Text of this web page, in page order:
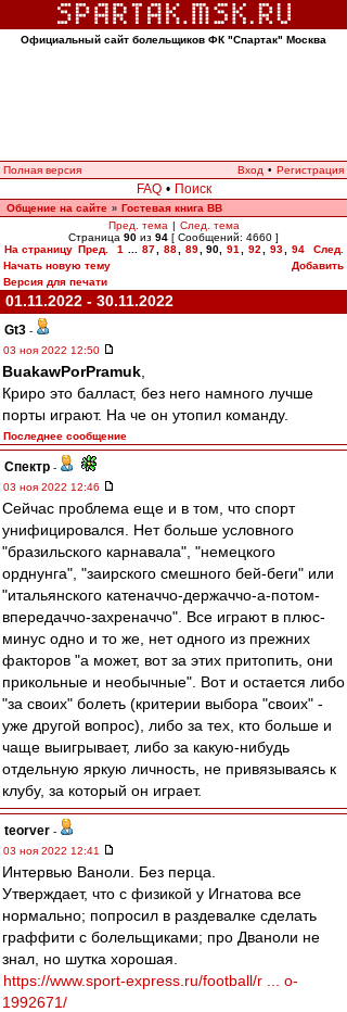
Официальный сайт болельщиков ФК "Спартак" Москва
Полная версия Вход • Регистрация
FAQ • Поиск
Общение на сайте » Гостевая книга ВВ
Пред. тема | След. тема
Страница 90 из 94 [ Сообщений: 4660 ]
На страницу Пред. 1 87 88 89 90, 91 92 93 94
След.
Начать новую тему
Добавить
Версия для печати
01.11.2022 - 30.11.2022
Gt3 -
03 ноя 2022 12:50
BuakawPorPramuk
Криро это балласт, без него намного лучше
порты играют. На че он утопил команду.
Последнее сообщение
Спектр -
03 ноя 2022 12:46
Сейчас проблема еще и в том, что спорт
унифицировался. Нет больше условного
"бразильского карнавала", "немецкого
орднунга", "заирского смешного бей-беги" или
"итальянского катеначчо-держаччо-а-потом-
впередаччо-захреначчо". Все играют в плюс-
минус одно и то же, нет одного из прежних
факторов "а может, вот за этих притопить, они
прикольные и необычные". Вот и остается либо
"за своих" болеть (критерии выбора "своих" -
уже другой вопрос), либо за тех, кто больше и
чаще выигрывает, либо за какую-нибудь
отдельную яркую личность, не привязываясь к
клубу, за который он играет.
teorver -
03 ноя 2022 12:41
Интервью Ваноли. Без перца.
Утверждает, что с физикой у Игнатова все
нормально; попросил в раздевалке сделать
граффити с болельщиками; про Дваноли не
знал, но шутка хорошая.
https://www.sport-express.ru/football/r ... o-
1992671/